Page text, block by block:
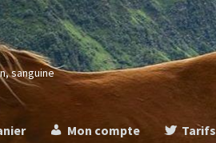
sanguine
Mon compte Tarifs